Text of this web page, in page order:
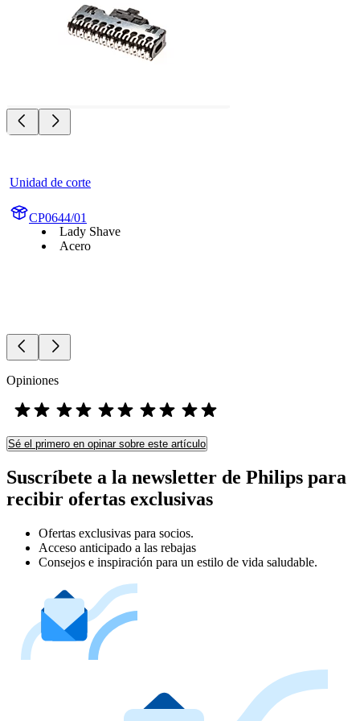
Unidad de corte
CP0644/01
Lady Shave
Acero
Opiniones
Sé el primero en opinar sobre este artículo
Suscríbete a la newsletter de Philips para
recibir ofertas exclusivas
Ofertas exclusivas para socios.
Acceso anticipado a las rebajas
Consejos e inspiración para un estilo de vida saludable.